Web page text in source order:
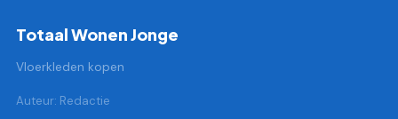
Totaal Wonen Jonge
Vloerkleden kopen
Auteur: Redactie